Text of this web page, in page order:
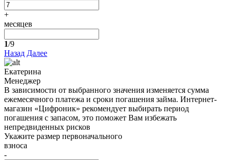
+
месяцев
1/9
Назад Далее
Екатерина
Менеджер
В зависимости от выбранного значения изменяется сумма
ежемесячного платежа и сроки погашения займа. Интернет-
магазин «Цифроник» рекомендует выбирать период
погашения с запасом, это поможет Вам избежать
непредвиденных рисков
Укажите размер первоначального
взноса
-